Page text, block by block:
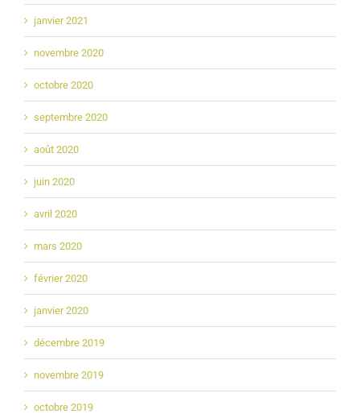
janvier 2021
novembre 2020
octobre 2020
septembre 2020
août 2020
juin 2020
avril 2020
mars 2020
février 2020
janvier 2020
décembre 2019
novembre 2019
octobre 2019